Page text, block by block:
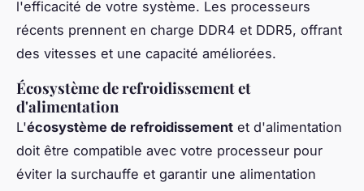
l'efficacité de votre système. Les processeurs
récents prennent en charge DDR4 et DDR5, offrant
des vitesses et une capacité améliorées.
Écosystème de refroidissement et
d'alimentation
L'écosystème de refroidissement et d'alimentation
doit être compatible avec votre processeur pour
éviter la surchauffe et garantir une alimentation